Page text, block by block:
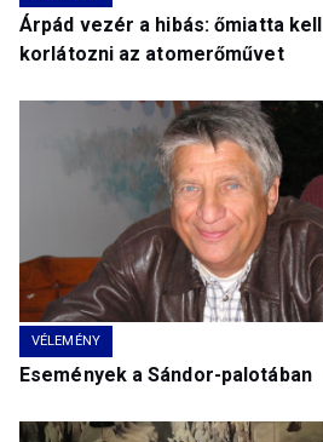
Árpád vezér a hibás: őmiatta kell
korlátozni az atomerőművet
VÉLEMÉNY
Események a Sándor-palotában